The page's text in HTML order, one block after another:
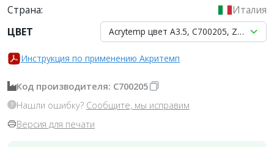
Страна:
Италия
ЦВЕТ
Acrytemp цвет А3.5, C700205, Zhermack
Инструкция по применению Акритемп
Код производителя: C700205
Нашли ошибку? Сообщите, мы исправим
Версия для печати